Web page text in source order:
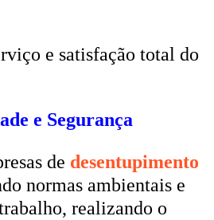
e satisfação total do
e Segurança
de desentupimento
normas ambientais e
realizando o